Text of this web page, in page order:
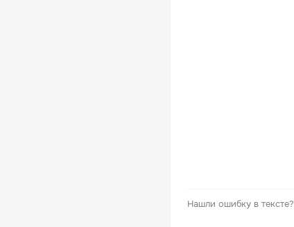
Нашли ошибку в тексте?